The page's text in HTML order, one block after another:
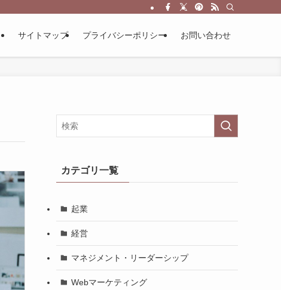
サイトマップ プライバシーポリシー お問い合わせ
カテゴリ一覧
起業
経営
マネジメント・リーダーシップ
Webマーケティング